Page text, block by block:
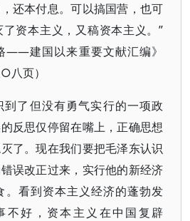
还本付息。可以搞国营，也可
资本主义，又稿资本主义。”
——建国以来重要文献汇编》
八页）
了但没有勇气实行的一项政
反思仅停留在嘴上，正确思想
了。现在我们要把毛泽东认识
误改正过来，实行他的新经济
。看到资本主义经济的蓬勃发
不好，资本主义在中国复辟